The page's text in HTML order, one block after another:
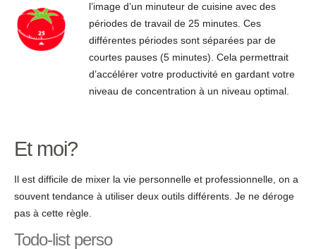
l’image d’un minuteur de cuisine avec des
périodes de travail de 25 minutes. Ces
différentes périodes sont séparées par de
courtes pauses (5 minutes). Cela permettrait
d’accélérer votre productivité en gardant votre
niveau de concentration à un niveau optimal.
Et moi?
Il est difficile de mixer la vie personnelle et professionnelle, on a
souvent tendance à utiliser deux outils différents. Je ne déroge
pas à cette règle.
Todo-list perso